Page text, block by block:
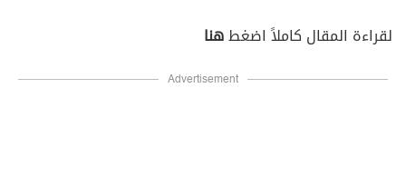
لقراءة المقال كاملاً اضغطهنا
Advertisement